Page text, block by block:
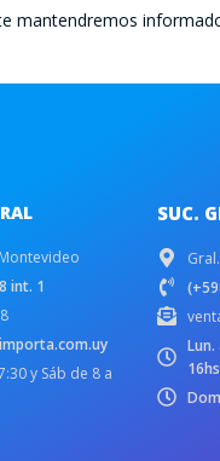
mantendremos
int. 1
y Sáb de 8 a
SUC.
Lun.